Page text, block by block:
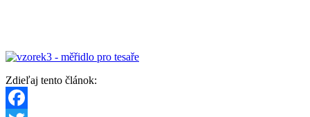
Zdieľaj tento článok: